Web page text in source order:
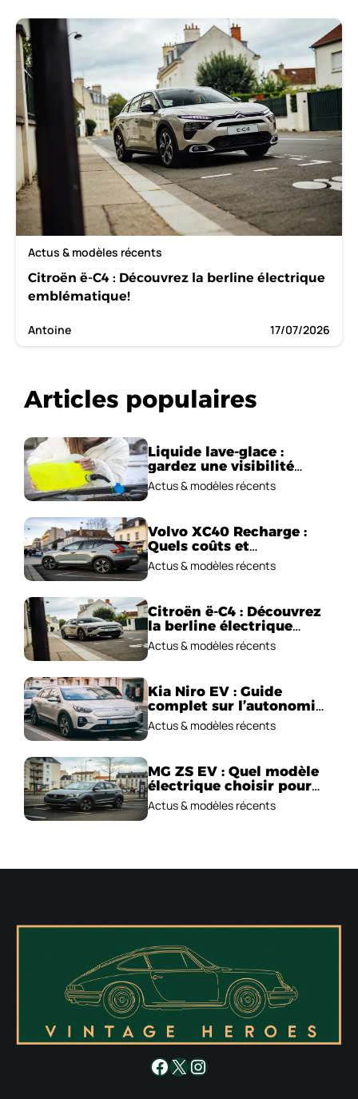
Actus & modèles récents
Citroën ë-C4 : Découvrez la berline électrique
emblématique!
Antoine 17/07/2026
Articles populaires
Liquide lave-glace :
gardez une visibilité
parfaite en voiture
Actus & modèles récents
Volvo XC40 Recharge :
Quels coûts et
performances
électriques ?
Actus & modèles récents
Citroën ë-C4 : Découvrez
la berline électrique
emblématique!
Actus & modèles récents
Kia Niro EV : Guide
complet sur l’autonomie
et le prix !
Actus & modèles récents
MG ZS EV : Quel modèle
électrique choisir pour
2026 ?
Actus & modèles récents
Facebook
X Instagram